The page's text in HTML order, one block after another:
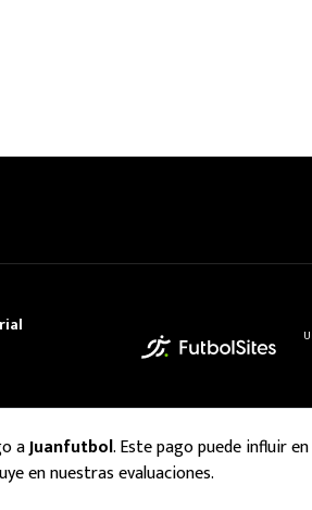
aJuanfutbol. Este pago puede influir
en nuestras evaluaciones.